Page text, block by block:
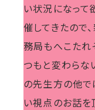
い状況になって
催してきたので
務局もへこたれ
つもと変わらな
の先生方の他
い視点のお話を